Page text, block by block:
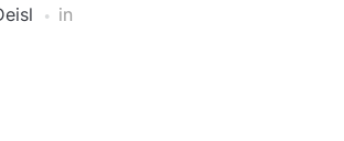
in